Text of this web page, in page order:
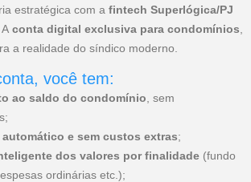
estratégica com a fintech Superlógica/PJ
conta digital exclusiva para condomínios
a realidade do síndico moderno.
você tem:
ao saldo do condomínio , sem
e sem custos extras;
dos valores por finalidade (fundo
ordinárias etc.);